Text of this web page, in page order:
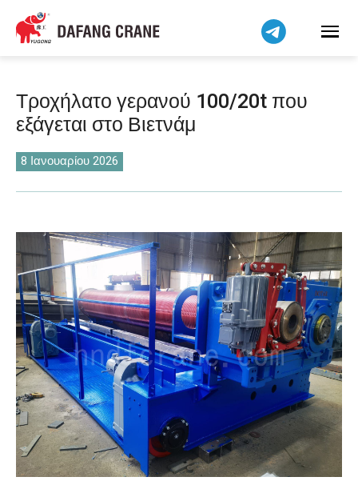
Τροχήλατο γερανού 100/20t που
εξάγεται στο Βιετνάμ
8 Ιανουαρίου 2026
Bahasa Indonesia
Bahasa Melayu
বাংলা
فارسی
Pilipino
اردو
Čeština
Беларуская мова
Kiswahili
Dansk
Norsk
O‘zbekcha